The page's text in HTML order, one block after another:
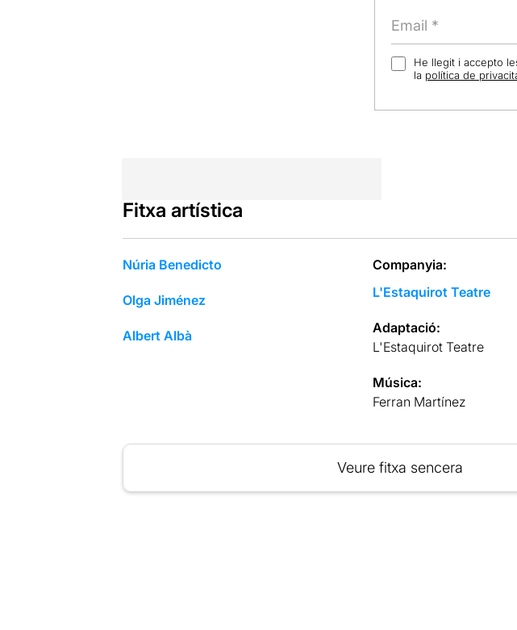
He llegit i accepto
la política de
Fitxa artística
Núria Benedicto
Olga Jiménez
Albert Albà
Companyia:
L'Estaquirot Teatre
Adaptació:
L'Estaquirot Teatre
Música:
Ferran Martínez
Veure fitxa sencera